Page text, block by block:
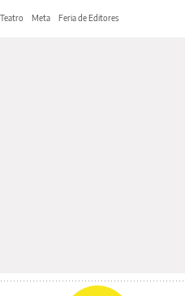
Teatro Meta Feria de Editores